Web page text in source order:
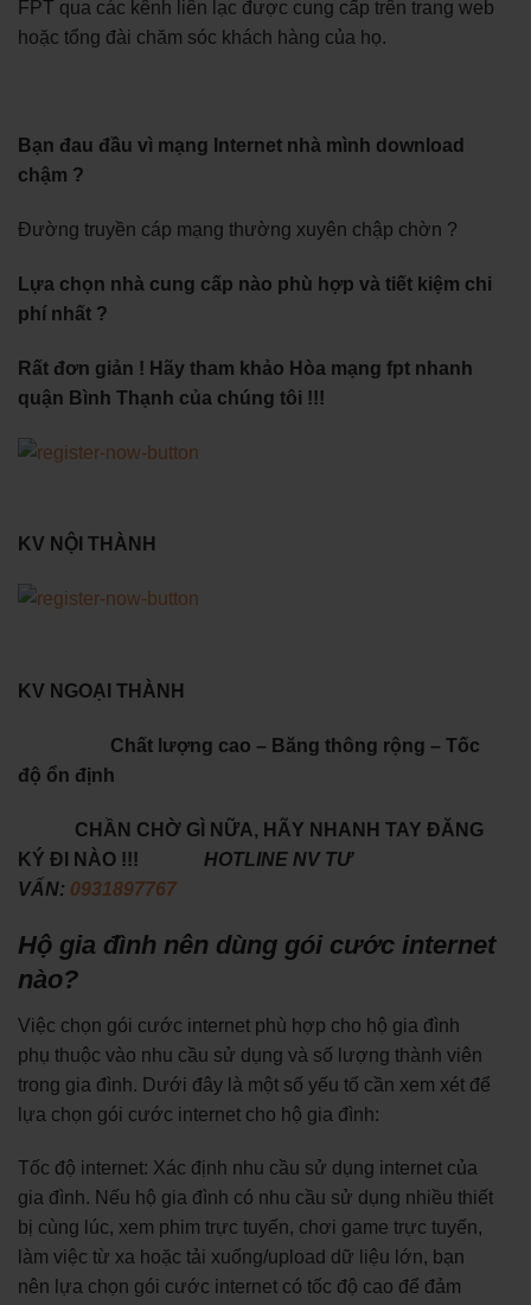
FPT qua các kênh liên lạc được cung cấp trên trang web
hoặc tổng đài chăm sóc khách hàng của họ.
Bạn đau đầu vì mạng Internet nhà mình download
chậm ?
Đường truyền cáp mạng thường xuyên chập chờn ?
Lựa chọn nhà cung cấp nào phù hợp và tiết kiệm chi
phí nhất ?
Rất đơn giản ! Hãy tham khảo Hòa mạng fpt nhanh
quận Bình Thạnh của chúng tôi !!!
KV NỘI THÀNH
KV NGOẠI THÀNH
Chất lượng cao – Băng thông rộng – Tốc
độ ổn định
CHẦN CHỜ GÌ NỮA, HÃY NHANH TAY ĐĂNG
KÝ ĐI NÀO !!!
HOTLINE NV TƯ
VẤN: 0931897767
Hộ gia đình nên dùng gói cước internet
nào?
Việc chọn gói cước internet phù hợp cho hộ gia đình
phụ thuộc vào nhu cầu sử dụng và số lượng thành viên
trong gia đình. Dưới đây là một số yếu tố cần xem xét để
lựa chọn gói cước internet cho hộ gia đình:
Tốc độ internet: Xác định nhu cầu sử dụng internet của
gia đình. Nếu hộ gia đình có nhu cầu sử dụng nhiều thiết
bị cùng lúc, xem phim trực tuyến, chơi game trực tuyến,
làm việc từ xa hoặc tải xuống/upload dữ liệu lớn, bạn
nên lựa chọn gói cước internet có tốc độ cao để đảm